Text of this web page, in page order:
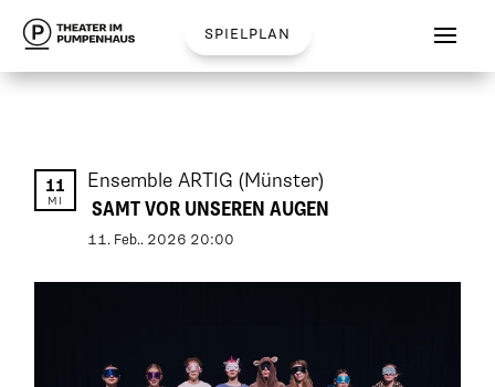
spielplan
11
MI
Ensemble ARTIG(Münster)
SAMT VOR UNSEREN AUGEN
11. Feb.. 2026 20:00